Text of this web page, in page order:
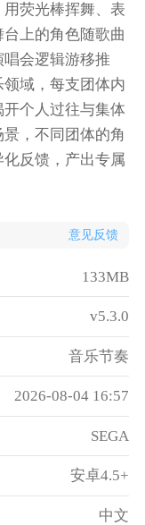
荧光棒挥舞、表
上的角色随歌曲
会逻辑游移推
域，每支团体内
个人过往与集体
，不同团体的角
反馈，产出专属
意见反馈
133MB
v5.3.0
音乐节奏
2026-08-04 16:57
SEGA
安卓4.5+
中文